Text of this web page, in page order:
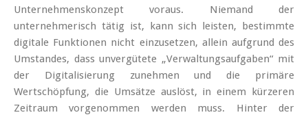
Unternehmenskonzept voraus. Niemand der
unternehmerisch tätig ist, kann sich leisten, bestimmte
digitale Funktionen nicht einzusetzen, allein aufgrund des
Umstandes, dass unvergütete „Verwaltungsaufgaben“ mit
der Digitalisierung zunehmen und die primäre
Wertschöpfung, die Umsätze auslöst, in einem kürzeren
Zeitraum vorgenommen werden muss. Hinter der